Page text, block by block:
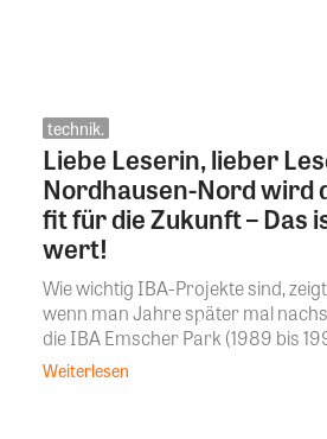
technik.
Liebe Leserin, lieber
Nordhausen-Nord wird
fit für die Zukunft – Das
wert!
Wie wichtig IBA-Projekte sind,
wenn man Jahre später mal
die IBA Emscher Park (1989 bis
Weiterlesen